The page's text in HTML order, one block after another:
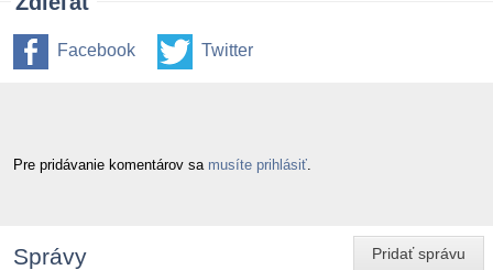
Facebook Twitter
Pre pridávanie komentárov sa musíte prihlásiť
Pridať správu
Správy